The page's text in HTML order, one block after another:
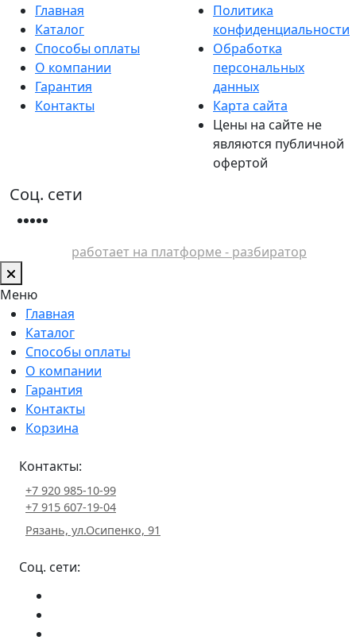
Главная
Каталог
Способы оплаты
О компании
Гарантия
Контакты
Политика
конфиденциальности
Обработка
персональных
данных
Карта сайта
Цены на сайте не
являются публичной
офертой
Соц. сети
работает на платформе - разбиратор
Меню
Главная
Каталог
Способы оплаты
О компании
Гарантия
Контакты
Корзина
Контакты:
+7 920 985-10-99
+7 915 607-19-04
Рязань, ул.Осипенко, 91
Соц. сети: